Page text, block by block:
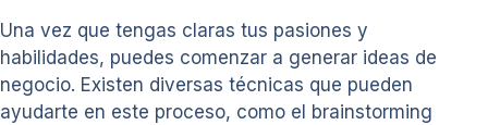
Una vez que tengas claras tus pasiones y
habilidades, puedes comenzar a generar ideas de
negocio. Existen diversas técnicas que pueden
ayudarte en este proceso, como el brainstorming